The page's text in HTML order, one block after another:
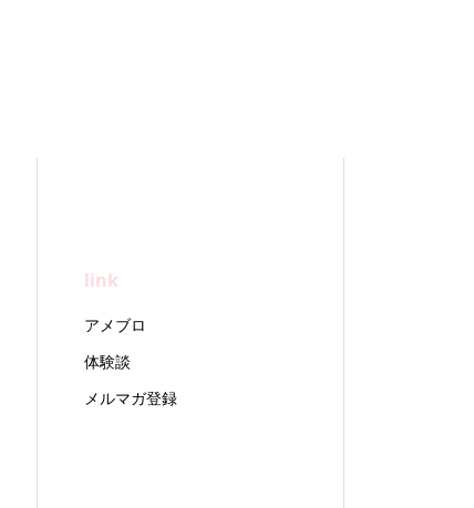
link
アメブロ
体験談
メルマガ登録